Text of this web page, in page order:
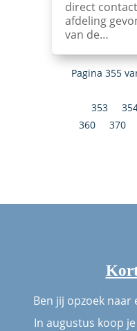
direct
afdeling
van de…
Pagina 355
353
360
370
Ben jij opzoek
In augustus koop